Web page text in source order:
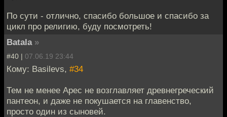
По сути - отлично, спасибо большое и спасибо за
цикл про религию, буду посмотреть!
Batala »
#40 | 07.06.19 23:44
Кому: Basilevs, #34
Тем не менее Арес не возглавляет древнегреческий
пантеон, и даже не покушается на главенство,
просто один из сыновей.